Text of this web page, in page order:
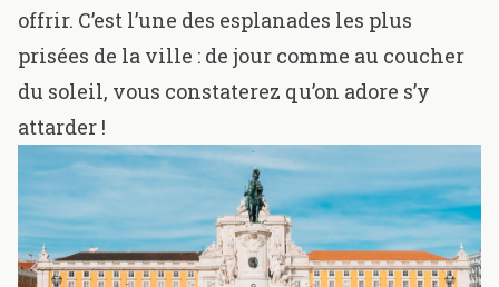
offrir. C’est l’une des esplanades les plus
prisées de la ville : de jour comme au coucher
du soleil, vous constaterez qu’on adore s’y
attarder !